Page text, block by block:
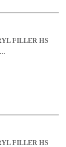
FILLER HS
FILLER HS